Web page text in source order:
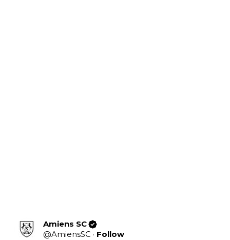
Amiens SC
@AmiensSC · Follow